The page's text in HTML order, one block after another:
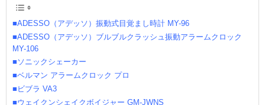
■ADESSO（アデッソ）振動式目覚まし時計 MY-96
■ADESSO（アデッソ）ブルブルクラッシュ振動アラームクロック
MY-106
■ソニックシェーカー
■ベルマン アラームクロック プロ
■ビブラ VA3
■ウェイクンシェイクボイジャー GM-JWNS